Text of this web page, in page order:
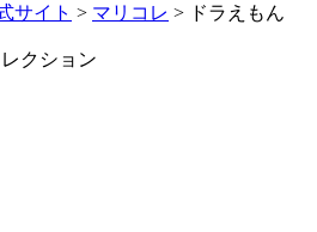
サイト > マリコレ > ドラえもん
クション